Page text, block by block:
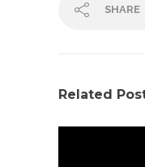
SHARE
Related